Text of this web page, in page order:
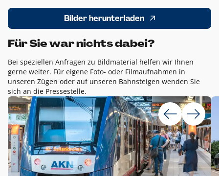
Bilder herunterladen
Für Sie war nichts dabei?
Bei speziellen Anfragen zu Bildmaterial helfen wir Ihnen
gerne weiter. Für eigene Foto- oder Filmaufnahmen in
unseren Zügen oder auf unseren Bahnsteigen wenden Sie
sich an die Pressestelle.